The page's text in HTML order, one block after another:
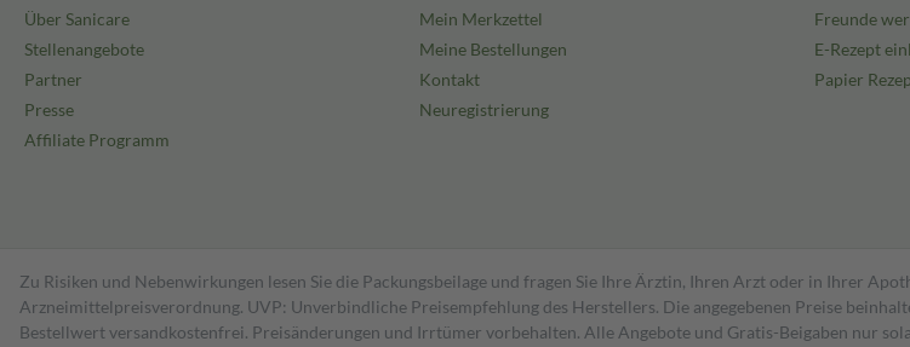
Über Sanicare
Stellenangebote
Partner
Presse
Affiliate Programm
Mein Merkzettel
Meine Bestellungen
Kontakt
Neuregistrierung
Freunde
E-Rezept
Papier
Zu Risiken und Nebenwirkungen lesen Sie die Packungsbeilage und fragen Sie Ihre Ärztin, Ihren Arzt oder in Ihrer
Arzneimittelpreisverordnung. UVP: Unverbindliche Preisempfehlung des Herstellers. Die angegebenen Preise
Bestell­wert versand­kosten­frei. Preisänderungen und Irrtümer vorbehalten. Alle Angebote und Gratis-Beigaben nur